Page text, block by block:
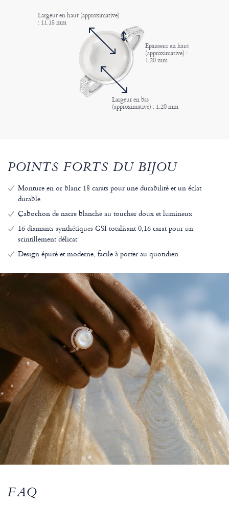
Largeur en haut (approximative)
: 11.15 mm
Epaisseur en haut
(approximative) :
1.20 mm
Largeur en bas
(approximative) : 1.20 mm
POINTS FORTS DU BIJOU
Monture en or blanc 18 carats pour une durabilité et un éclat
durable
Cabochon de nacre blanche au toucher doux et lumineux
16 diamants synthétiques GSI totalisant 0,16 carat pour un
scintillement délicat
Design épuré et moderne, facile à porter au quotidien
FAQ